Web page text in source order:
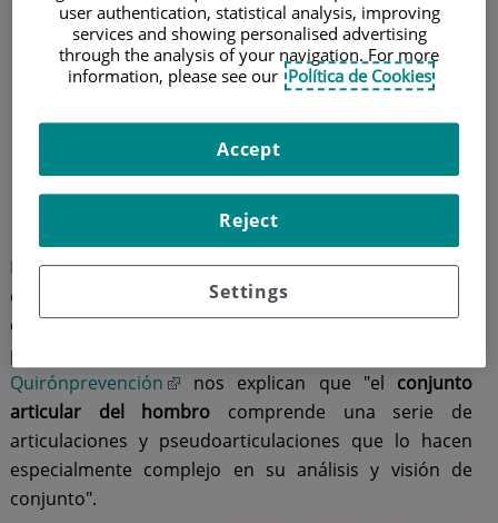
Esta articulación se encarga de dirigir los movimientos
que permiten acercar los objetos, con la ayuda del
codo, y de los movimientos de agarre, en los que
participan la mano y los dedos. Desde
Quirónprevención
nos explican que "el conjunto
articular del hombro comprende una serie de
articulaciones y pseudoarticulaciones que lo hacen
especialmente complejo en su análisis y visión de
conjunto".
user authentication, statistical analysis, improving
services and showing personalised advertising
through the analysis of your navigation. For more
information, please see our Política de Cookies
Settings
Reject
Accept